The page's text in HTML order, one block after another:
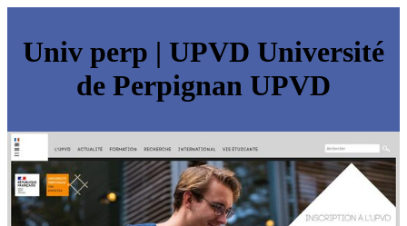
Univ perp | UPVD Université
de Perpignan UPVD